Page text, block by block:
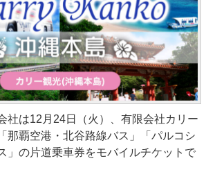
社は12月24日（火）、有限会社カリー
那覇空港・北谷路線バス」「パルコシ
」の片道乗車券をモバイルチケットで